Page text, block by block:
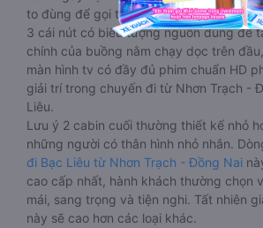
to đùng để gọi tiếp viên, 2 cổng USB , 1
3 cái nút có biểu tượng nguồn dùng để
chính của buồng nằm chạy dọc trên
màn hình tv có đầy đủ phim chuẩn HD
giải trí trong chuyến đi từ Nhơn Trạch -
Liêu.
Lưu ý 2 cabin cuối thường thiết kế nhỏ
những người có thân hình nhỏ nhắn.
đi Bạc Liêu từ Nhơn Trạch - Đồng Nai
cao cấp nhất, hành khách thường chọn
mái, sang trọng và tiện nghi. Tất nhiên
này sẽ cao hơn các loại khác.